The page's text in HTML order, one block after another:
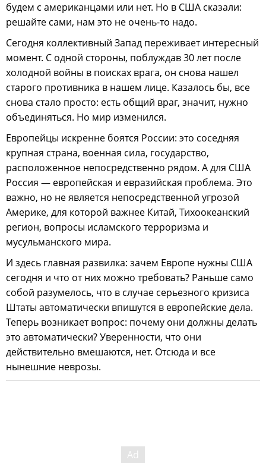
будем с американцами или нет. Но в США сказали:
решайте сами, нам это не очень-то надо.
Сегодня коллективный Запад переживает интересный
момент. С одной стороны, поблуждав 30 лет после
холодной войны в поисках врага, он снова нашел
старого противника в нашем лице. Казалось бы, все
снова стало просто: есть общий враг, значит, нужно
объединяться. Но мир изменился.
Европейцы искренне боятся России: это соседняя
крупная страна, военная сила, государство,
расположенное непосредственно рядом. А для США
Россия — европейская и евразийская проблема. Это
важно, но не является непосредственной угрозой
Америке, для которой важнее Китай, Тихоокеанский
регион, вопросы исламского терроризма и
мусульманского мира.
И здесь главная развилка: зачем Европе нужны США
сегодня и что от них можно требовать? Раньше само
собой разумелось, что в случае серьезного кризиса
Штаты автоматически впишутся в европейские дела.
Теперь возникает вопрос: почему они должны делать
это автоматически? Уверенности, что они
действительно вмешаются, нет. Отсюда и все
нынешние неврозы.